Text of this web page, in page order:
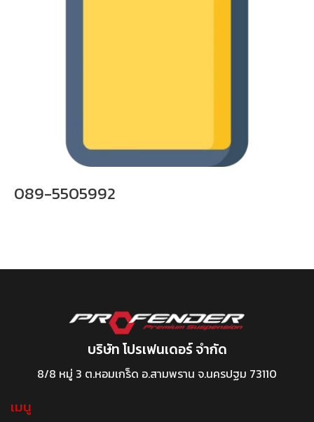
089-5505992
บริษัท โปรเฟนเดอร์ จำกัด
8/8 หมู่ 3 ต.หอมเกร็ด อ.สามพราน จ.นครปฐม 73110
เมนู